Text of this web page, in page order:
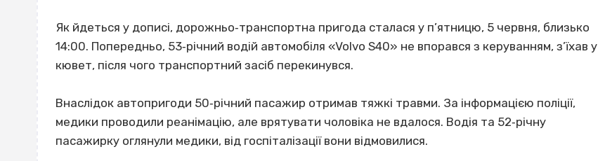
Як йдеться у дописі, дорожньо‐транспортна пригода сталася у п’ятницю, 5 червня, близько
14:00. Попередньо, 53‐річний водій автомобіля «Volvo S40» не впорався з керуванням, з’їхав у
кювет, після чого транспортний засіб перекинувся.
Внаслідок автопригоди 50‐річний пасажир отримав тяжкі травми. За інформацією поліції,
медики проводили реанімацію, але врятувати чоловіка не вдалося. Водія та 52‐річну
пасажирку оглянули медики, від госпіталізації вони відмовилися.